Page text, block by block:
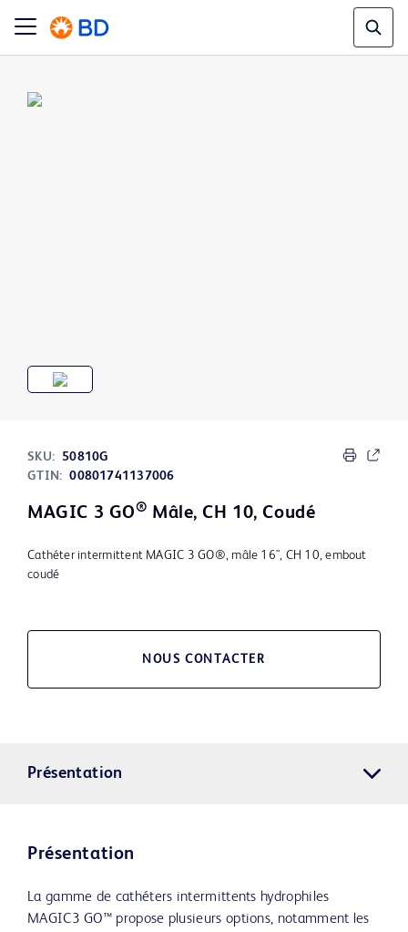
SKU:
50810G
GTIN: 00801741137006
MAGIC 3 GO® Mâle, CH 10, Coudé
Cathéter intermittent MAGIC 3 GO®, mâle 16", CH 10, embout
coudé
NOUS CONTACTER
Présentation
Présentation
La gamme de cathéters intermittents hydrophiles
MAGIC3 GO™ propose plusieurs options, notamment les